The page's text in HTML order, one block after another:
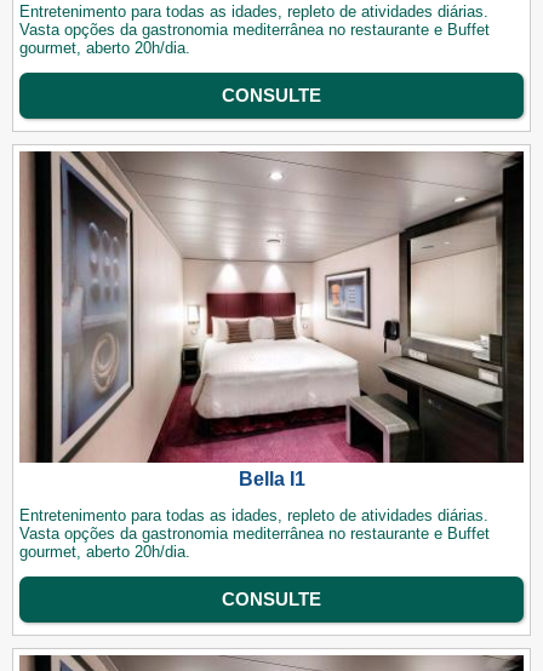
Entretenimento para todas as idades, repleto de atividades diárias.
Vasta opções da gastronomia mediterrânea no restaurante e Buffet
gourmet, aberto 20h/dia.
CONSULTE
Bella I1
Entretenimento para todas as idades, repleto de atividades diárias.
Vasta opções da gastronomia mediterrânea no restaurante e Buffet
gourmet, aberto 20h/dia.
CONSULTE